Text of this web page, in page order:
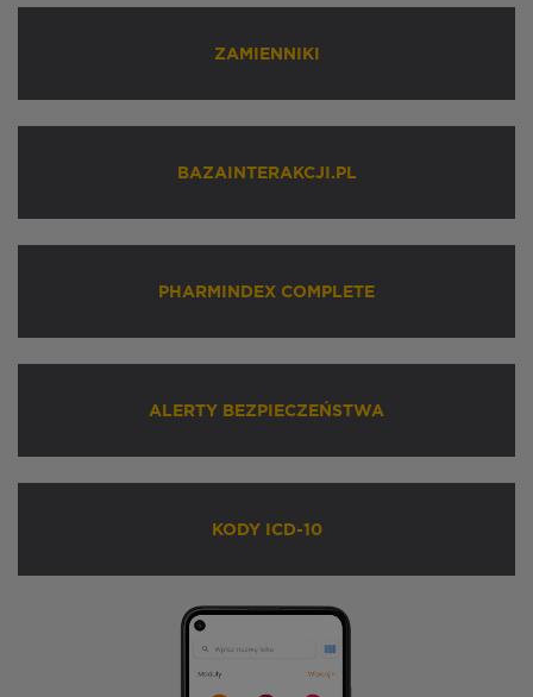
ZAMIENNIKI
BAZAINTERAKCJI.PL
PHARMINDEX COMPLETE
ALERTY BEZPIECZEŃSTWA
KODY ICD-10